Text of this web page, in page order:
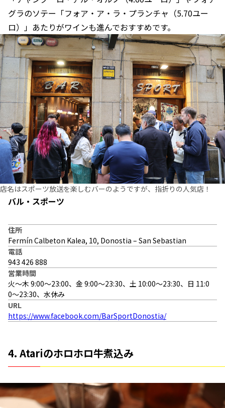
グラのソテー「フォア・ア・ラ・プランチャ（5.70ユー
ロ）」あたりがワインも進んでおすすめです。
店名はスポーツ放送を楽しむバーのようですが、指折りの人気店！
バル・スポーツ
住所
Fermín Calbeton Kalea, 10, Donostia – San Sebastian
電話
943 426 888
営業時間
火〜木 9:00～23:00、金 9:00〜23:30、土 10:00〜23:30、日 11:0
0〜23:30、水休み
URL
https://www.facebook.com/BarSportDonostia/
4. Atariのホロホロ牛煮込み